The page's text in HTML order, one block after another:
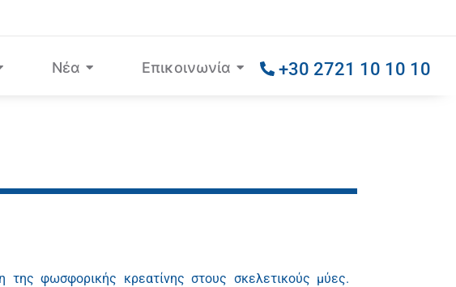
Νέα Επικοινωνία +30 2721 10 10 10
της φωσφορικής κρεατίνης στους σκελετικούς μύες.